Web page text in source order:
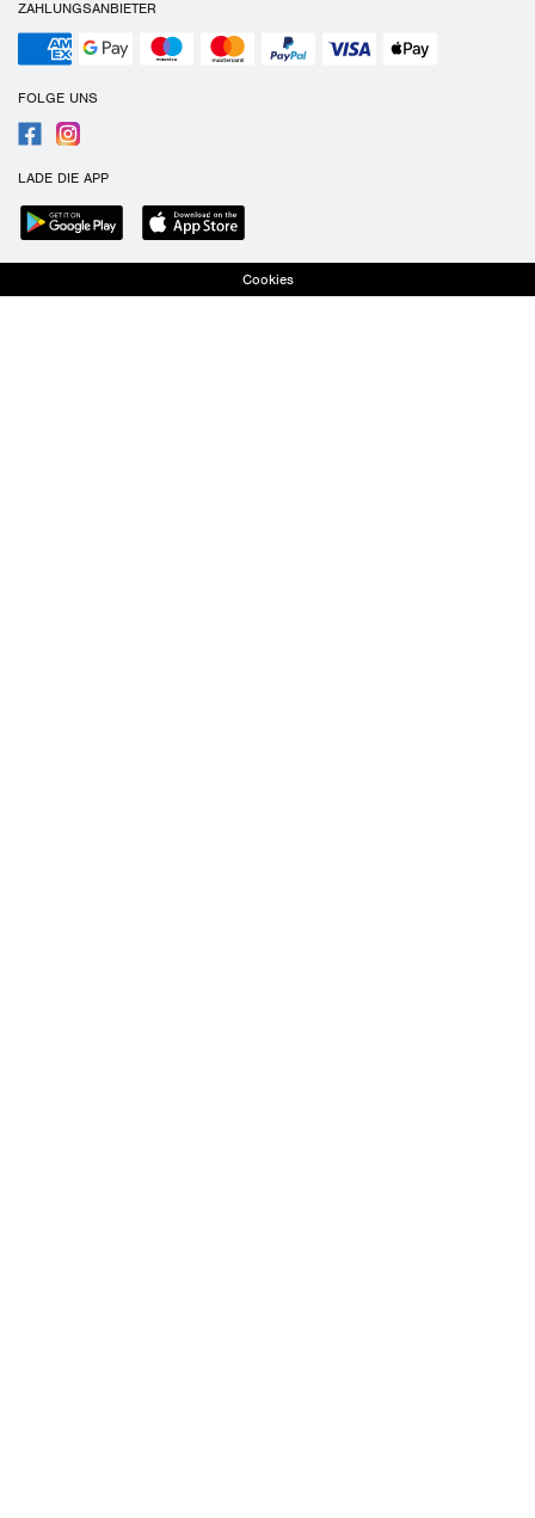
ZAHLUNGSANBIETER
FOLGE UNS
LADE DIE APP
Cookies